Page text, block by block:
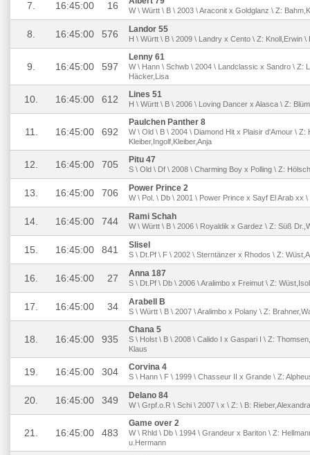
7. 16:45:00 16 W \ Württ \ B \ 2003 \ Araconit x Goldglanz \ Z:
8. 16:45:00 576 Landor 55
H \ Württ \ B \ 2009 \ Landry x Cento \ Z: Knoll,Erwin
9. 16:45:00 597
Lenny 61
W \ Hann \ Schwb \ 2004 \ Landclassic x Sandro \ Z:
Häcker,Lisa
10. 16:45:00 612 Lines 51
H \ Württ \ B \ 2006 \ Loving Dancer x Alasca \ Z:
11. 16:45:00 692
Paulchen Panther 8
W \ Old \ B \ 2004 \ Diamond Hit x Plaisir d'Amour \
Kleiber,Ingolf,Kleiber,Anja
12. 16:45:00 705 Pitu 47
S \ Old \ Df \ 2008 \ Charming Boy x Polling \ Z:
13. 16:45:00 706 Power Prince 2
W \ Pol. \ Db \ 2001 \ Power Prince x Sayf El Arab xx
14. 16:45:00 744 Rami Schah
W \ Württ \ B \ 2006 \ Royaldik x Gardez \ Z: Süß
15. 16:45:00 841 Slisel
S \ Dt.Pf \ F \ 2002 \ Sterntänzer x Rhodos \ Z:
16. 16:45:00 27 Anna 187
S \ Dt.Pf \ Db \ 2006 \ Aralimbo x Freimut \ Z:
17. 16:45:00 34 Arabell B
S \ Württ \ B \ 2007 \ Aralimbo x Polany \ Z:
18. 16:45:00 935
Chana 5
S \ Holst \ B \ 2008 \ Calido I x Gaspari I \ Z:
Klaus
19. 16:45:00 304 Corvina 4
S \ Hann \ F \ 1999 \ Chasseur II x Grande \ Z:
20. 16:45:00 349 Delano 84
W \ Grpf.o.R \ Schi \ 2007 \ x \ Z: \ B: Rieber,Alexandra
21. 16:45:00 483
Game over 2
W \ Rhld \ Db \ 1994 \ Grandeur x Bariton \ Z:
u.Hermann